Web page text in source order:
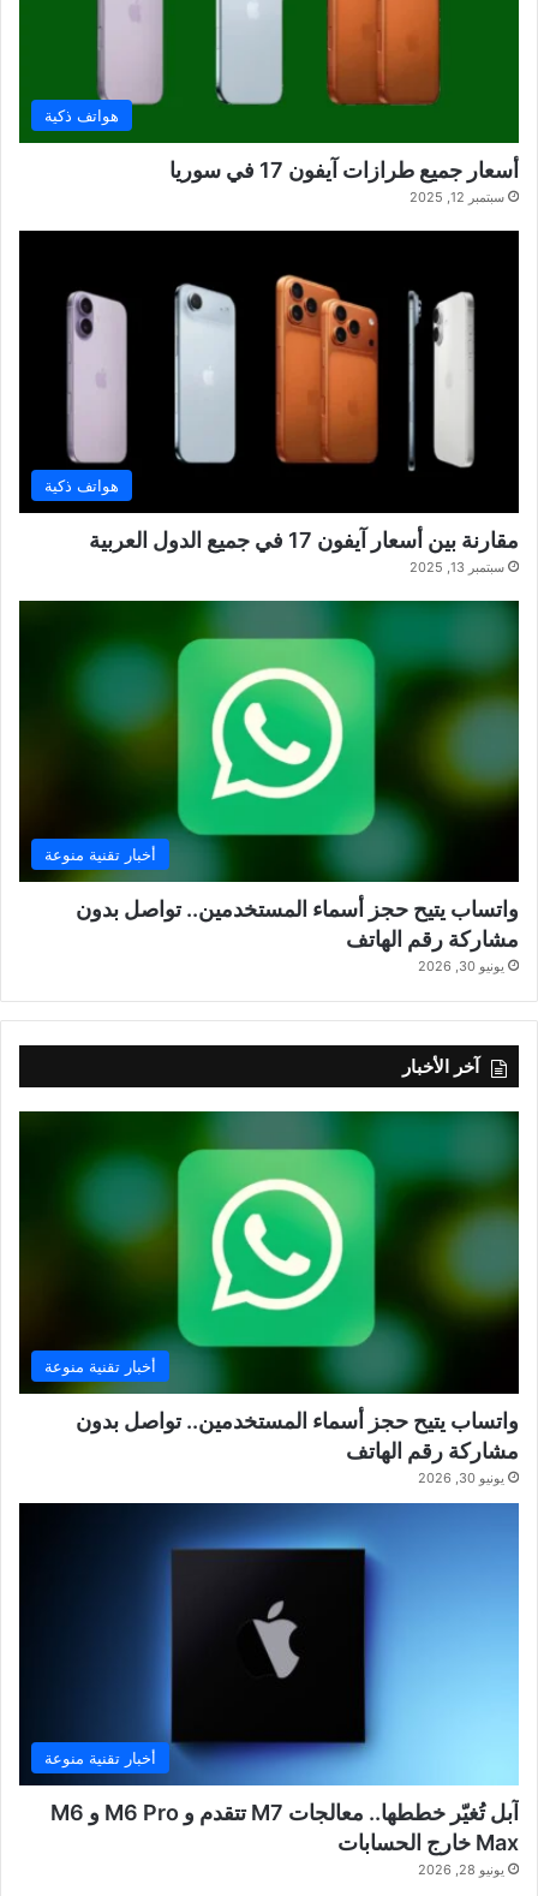
هواتف ذكية
أسعار جميع طرازات آيفون 17 في سوريا
سبتمبر 12, 2025
هواتف ذكية
مقارنة بين أسعار آيفون 17 في جميع الدول العربية
سبتمبر 13, 2025
أخبار تقنية منوعة
واتساب يتيح حجز أسماء المستخدمين.. تواصل بدون
مشاركة رقم الهاتف
يونيو 30, 2026
آخر الأخبار
أخبار تقنية منوعة
واتساب يتيح حجز أسماء المستخدمين.. تواصل بدون
مشاركة رقم الهاتف
يونيو 30, 2026
أخبار تقنية منوعة
آبل تُغيّر خططها.. معالجات M7 تتقدم و M6 Pro و M6
Max خارج الحسابات
يونيو 28, 2026